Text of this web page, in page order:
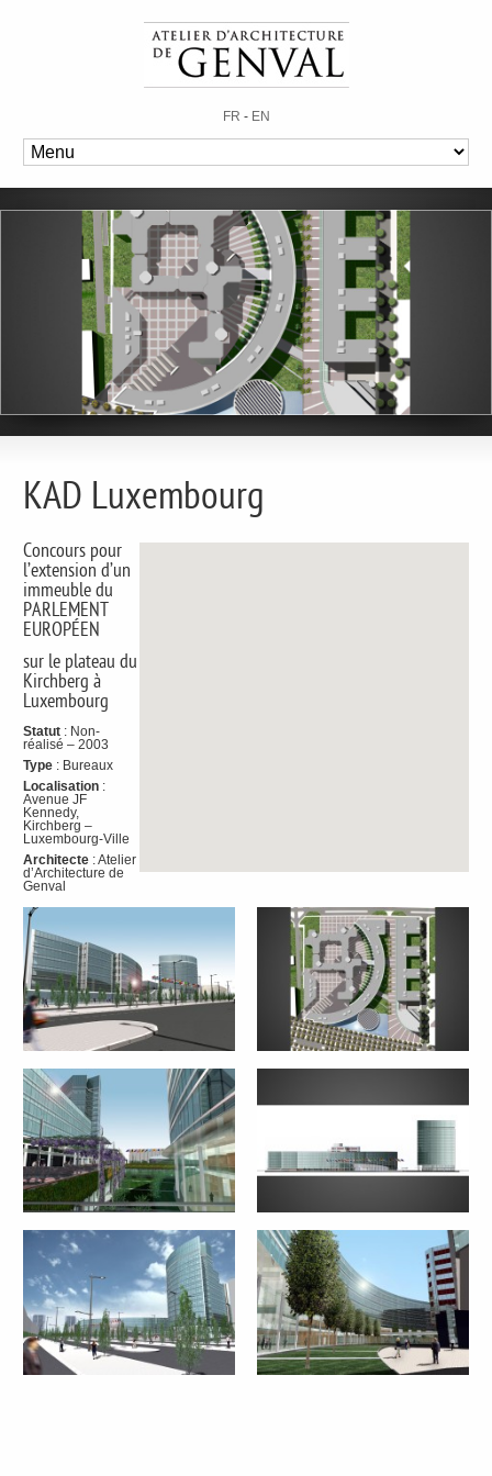
FR - EN
KAD Luxembourg
Concours pour
l’extension d’un
immeuble du
PARLEMENT
EUROPÉEN
sur le plateau du
Kirchberg à
Luxembourg
Statut : Non-
réalisé – 2003
Type : Bureaux
Localisation :
Avenue JF
Kennedy,
Kirchberg –
Luxembourg-Ville
Architecte : Atelier
d’Architecture de
Genval